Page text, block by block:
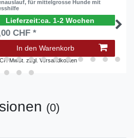
für mittelgrosse Hunde mit
ca. 1-2 Wochen
CHF *
In den Warenkorb
MwSt. zzgl.Versandkosten
(0)